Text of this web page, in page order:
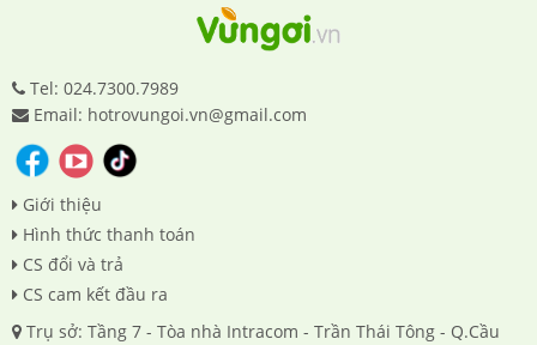
Tel: 024.7300.7989
Email: hotrovungoi.vn@gmail.com
Giới thiệu
Hình thức thanh toán
CS đổi và trả
CS cam kết đầu ra
Trụ sở: Tầng 7 - Tòa nhà Intracom - Trần Thái Tông - Q.Cầu